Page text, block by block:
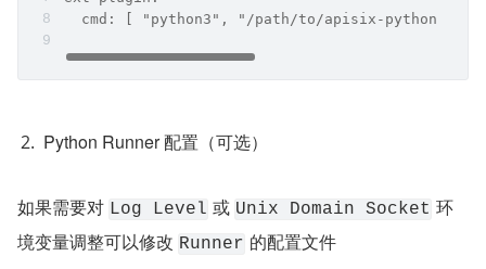
cmd: [ "python3", "/path/to/apisix-python-
Python Runner 配置（可选）
如果需要对 Log Level 或 Unix Domain Socket 环
境变量调整可以修改 Runner 的配置文件